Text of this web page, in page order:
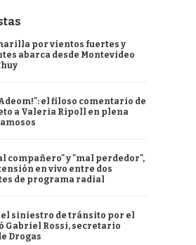
por vientos fuertes y
abarca desde Montevideo
el filoso comentario de
a Valeria Ripoll en plena
compañero" y "mal perdedor",
en vivo entre dos
de programa radial
el siniestro de tránsito por el
Gabriel Rossi, secretario
Drogas